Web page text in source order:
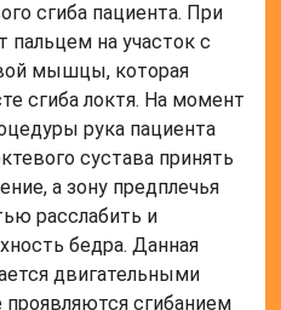
сгиба пациента. При
пальцем на участок с
мышцы, которая
сгиба локтя. На момент
рука пациента
сустава принять
а зону предплечья
расслабить и
бедра. Данная
двигательными
сгибанием